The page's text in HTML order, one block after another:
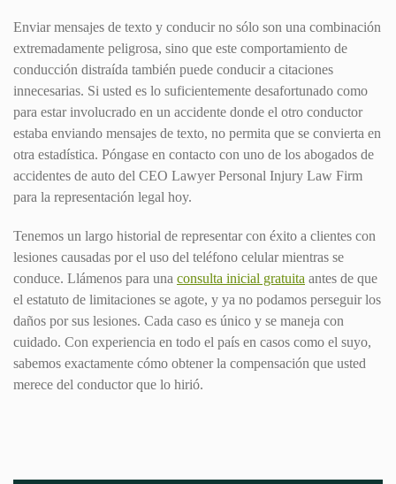
Enviar mensajes de texto y conducir no sólo son una combinación
extremadamente peligrosa, sino que este comportamiento de
conducción distraída también puede conducir a citaciones
innecesarias. Si usted es lo suficientemente desafortunado como
para estar involucrado en un accidente donde el otro conductor
estaba enviando mensajes de texto, no permita que se convierta en
otra estadística. Póngase en contacto con uno de los abogados de
accidentes de auto del CEO Lawyer Personal Injury Law Firm
para la representación legal hoy.
Tenemos un largo historial de representar con éxito a clientes con
lesiones causadas por el uso del teléfono celular mientras se
conduce. Llámenos para una consulta inicial gratuita antes de que
el estatuto de limitaciones se agote, y ya no podamos perseguir los
daños por sus lesiones. Cada caso es único y se maneja con
cuidado. Con experiencia en todo el país en casos como el suyo,
sabemos exactamente cómo obtener la compensación que usted
merece del conductor que lo hirió.